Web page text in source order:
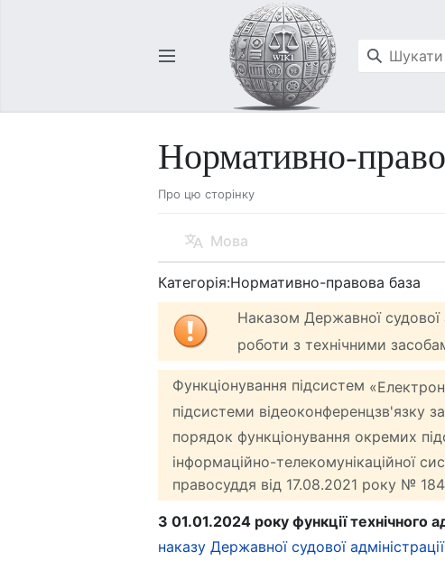
Відкрити головне меню
Нормативно-
Про цю сторінку
Мова
Категорія:Нормативно-правова база
Наказом Державної судової
роботи з технічними
Функціонування підсистем
підсистеми відеоконференцзв'язку
порядок функціонування окремих
інформаційно-телекомунікаційної
правосуддя від 17.08.2021 року №
З 01.01.2024 року функції технічного
наказу Державної судової